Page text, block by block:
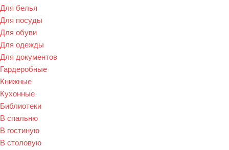
Для белья
Для посуды
Для обуви
Для одежды
Для документов
Гардеробные
Книжные
Кухонные
Библиотеки
В спальню
В гостиную
В столовую